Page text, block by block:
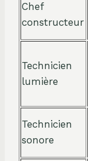
Chef
constructeur
Technicien
lumière
Technicien
sonore